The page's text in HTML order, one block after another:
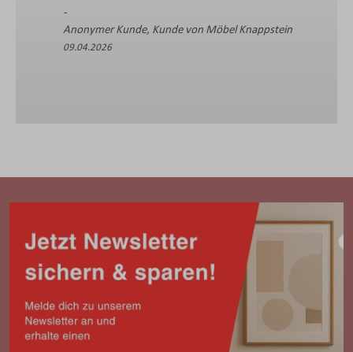
Anonymer Kunde, Kunde von Möbel Knappstein
09.04.2026